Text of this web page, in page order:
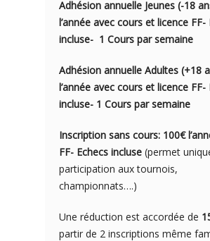
Adhésion annuelle Jeunes (-18
l’année avec cours et licence FF-
incluse- 1 Cours par semaine
Adhésion annuelle Adultes (+18
l’année avec cours et licence FF-
incluse- 1 Cours par semaine
Inscription sans cours: 100€
FF- Echecs incluse (permet
participation aux tournois,
championnats….)
Une réduction est accordée de
partir de 2 inscriptions même